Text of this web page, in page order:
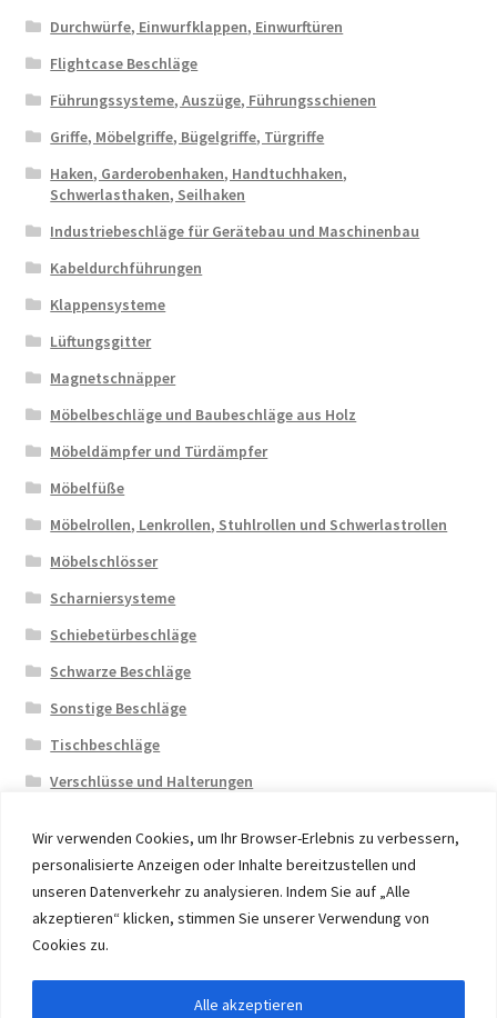
Wir verwenden Cookies, um Ihr Browser-Erlebnis zu verbessern,
personalisierte Anzeigen oder Inhalte bereitzustellen und
unseren Datenverkehr zu analysieren. Indem Sie auf „Alle
akzeptieren“ klicken, stimmen Sie unserer Verwendung von
Cookies zu.
Alle akzeptieren
Durchwürfe, Einwurfklappen, Einwurftüren
Flightcase Beschläge
Führungssysteme, Auszüge, Führungsschienen
Griffe, Möbelgriffe, Bügelgriffe, Türgriffe
Haken, Garderobenhaken, Handtuchhaken,
Schwerlasthaken, Seilhaken
Industriebeschläge für Gerätebau und Maschinenbau
Kabeldurchführungen
Klappensysteme
Lüftungsgitter
Magnetschnäpper
Möbelbeschläge und Baubeschläge aus Holz
Möbeldämpfer und Türdämpfer
Möbelfüße
Möbelrollen, Lenkrollen, Stuhlrollen und Schwerlastrollen
Möbelschlösser
Scharniersysteme
Schiebetürbeschläge
Schwarze Beschläge
Sonstige Beschläge
Tischbeschläge
Verschlüsse und Halterungen
© 2026 Eruon Trade UG, Germany, member of the ERUON